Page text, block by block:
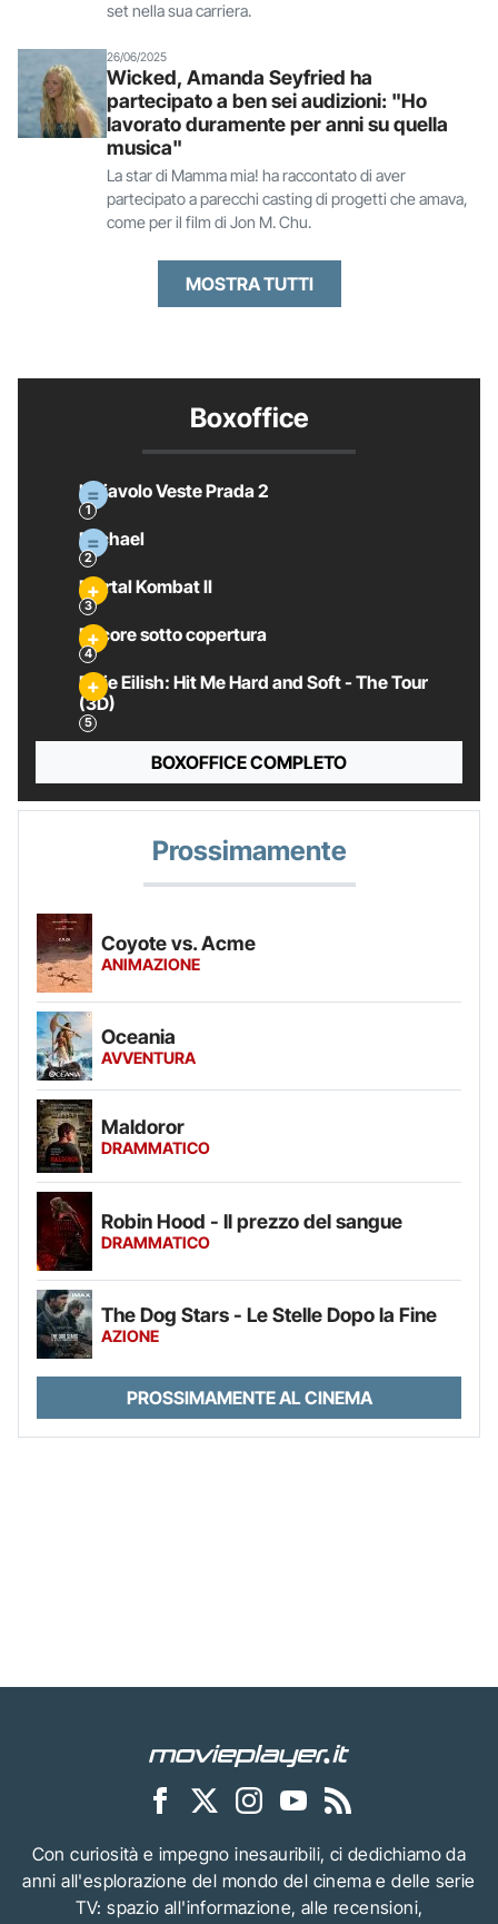
set nella sua carriera.
26/06/2025
Wicked, Amanda Seyfried ha
partecipato a ben sei audizioni: "Ho
lavorato duramente per anni su quella
musica"
La star di Mamma mia! ha raccontato di aver
partecipato a parecchi casting di progetti che amava,
come per il film di Jon M. Chu.
MOSTRA TUTTI
Boxoffice
Il Diavolo Veste Prada 2
Michael
Mortal Kombat II
Pecore sotto copertura
Billie Eilish: Hit Me Hard and Soft - The Tour
(3D)
BOXOFFICE COMPLETO
Prossimamente
Coyote vs. Acme
ANIMAZIONE
Oceania
AVVENTURA
Maldoror
DRAMMATICO
Robin Hood - Il prezzo del sangue
DRAMMATICO
The Dog Stars - Le Stelle Dopo la Fine
AZIONE
PROSSIMAMENTE AL CINEMA
Con curiosità e impegno inesauribili, ci dedichiamo da
anni all'esplorazione del mondo del cinema e delle serie
TV: spazio all'informazione, alle recensioni,